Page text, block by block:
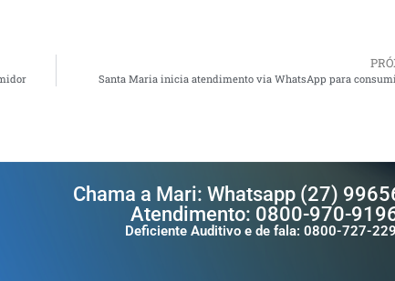
Santa Maria inicia atendimento via WhatsApp para
Chama a Mari: Whatsapp (27)
Atendimento: 0800-970-
Deficiente Auditivo e de fala: 0800-727-